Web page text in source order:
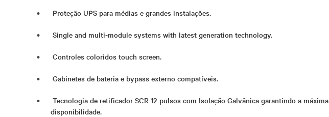
Proteção UPS para médias e grandes instalações.
Single and multi-module systems with latest generation technology.
Controles coloridos touch screen.
Gabinetes de bateria e bypass externo compatíveis.
Tecnologia de retificador SCR 12 pulsos com Isolação Galvânica garantindo a máxima
disponibilidade.